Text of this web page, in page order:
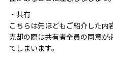
・共有
こちらは先ほどもご紹介した内
売却の際は共有者全員の同意が
てしまいます。